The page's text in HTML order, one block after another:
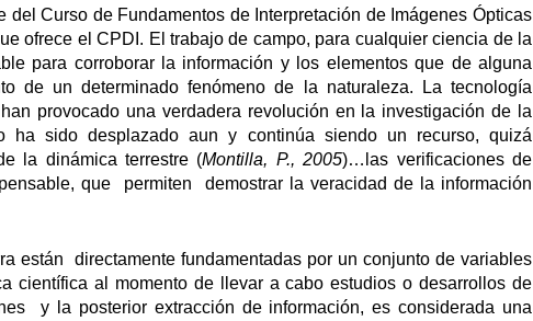
Curso de Fundamentos de Interpretación de Imágenes Ópticas
ofrece el CPDI. El trabajo de campo, para cualquier ciencia de la
para corroborar la información y los elementos que de alguna
de un determinado fenómeno de la naturaleza. La tecnología
provocado una verdadera revolución en la investigación de la
ha sido desplazado aun y continúa siendo un recurso, quizá
la dinámica terrestre (Montilla, P., 2005)…las verificaciones de
que permiten demostrar la veracidad de la información
están directamente fundamentadas por un conjunto de variables
científica al momento de llevar a cabo estudios o desarrollos de
y la posterior extracción de información, es considerada una